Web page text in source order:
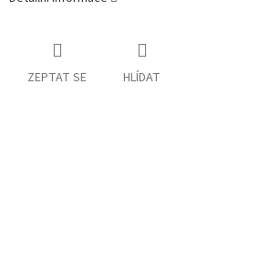
ZEPTAT SE HLÍDAT